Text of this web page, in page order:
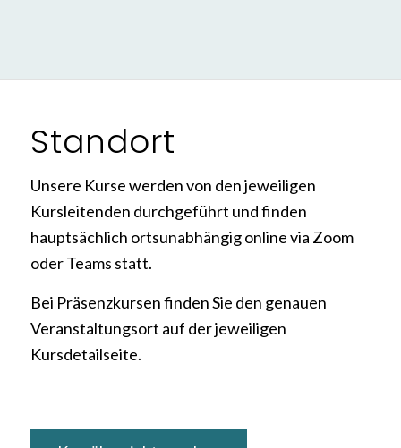
Standort
Unsere Kurse werden von den jeweiligen
Kursleitenden durchgeführt und finden
hauptsächlich ortsunabhängig online via Zoom
oder Teams statt.
Bei Präsenzkursen finden Sie den genauen
Veranstaltungsort auf der jeweiligen
Kursdetailseite.